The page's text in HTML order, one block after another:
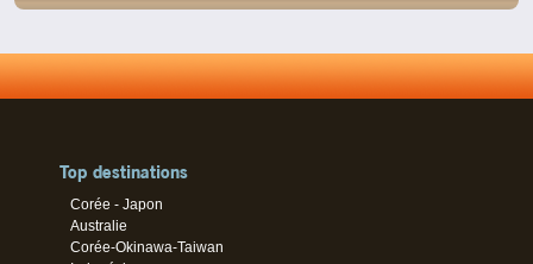
Top destinations
Corée - Japon
Australie
Corée-Okinawa-Taiwan